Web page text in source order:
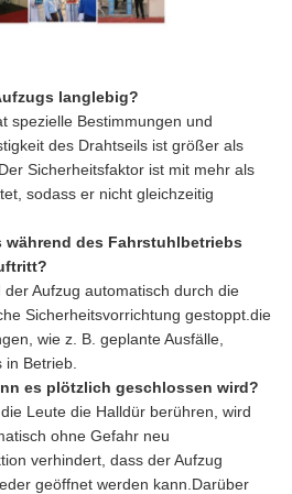
langlebig?
spezielle Bestimmungen und
des Drahtseils ist größer als
Sicherheitsfaktor ist mit mehr als
sodass er nicht gleichzeitig
des Fahrstuhlbetriebs
Aufzug automatisch durch die
Sicherheitsvorrichtung gestoppt.die
wie z. B. geplante Ausfälle,
Betrieb.
es plötzlich geschlossen wird?
Leute die Halldür berühren, wird
ohne Gefahr neu
verhindert, dass der Aufzug
geöffnet werden kann.Darüber